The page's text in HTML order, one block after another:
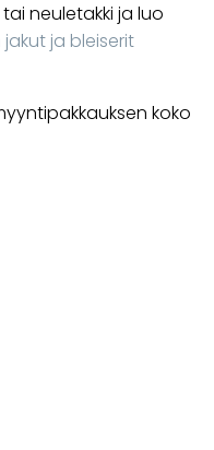
neuletakki ja luo
jakut ja bleiserit
koko